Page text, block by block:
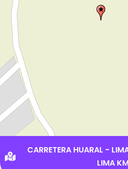
CARRETERA HUARAL -
LIMA